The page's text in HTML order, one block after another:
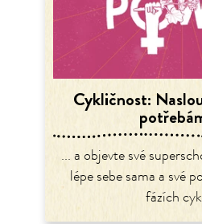
Cykličnost:
... a objevte své
lépe sebe sama a své
fázích